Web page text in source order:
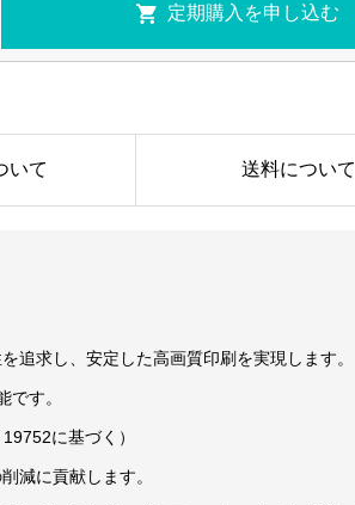
いて 送料について
追求し、安定した高画質印刷を実現します。
す。
に基づく）
減に貢献します。